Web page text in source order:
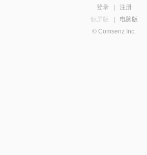
登录
注册
触屏版
电脑版
© Comsenz Inc.